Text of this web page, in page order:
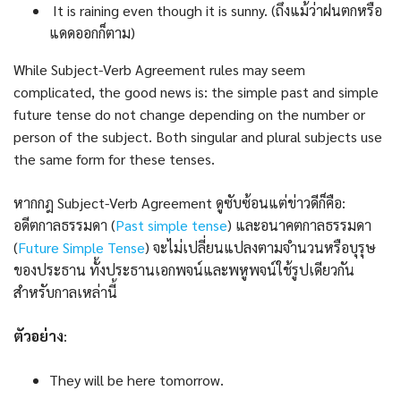
It is raining even though it is sunny. (ถึงแม้ว่าฝนตกหรือ
แดดออกก็ตาม)
While Subject-Verb Agreement rules may seem
complicated, the good news is: the simple past and simple
future tense do not change depending on the number or
person of the subject. Both singular and plural subjects use
the same form for these tenses.
หากกฎ Subject-Verb Agreement ดูซับซ้อนแต่ข่าวดีก็คือ:
อดีตกาลธรรมดา (Past simple tense) และอนาคตกาลธรรมดา
(Future Simple Tense) จะไม่เปลี่ยนแปลงตามจำนวนหรือบุรุษ
ของประธาน ทั้งประธานเอกพจน์และพหูพจน์ใช้รูปเดียวกัน
สำหรับกาลเหล่านี้
ตัวอย่าง:
They will be here tomorrow.